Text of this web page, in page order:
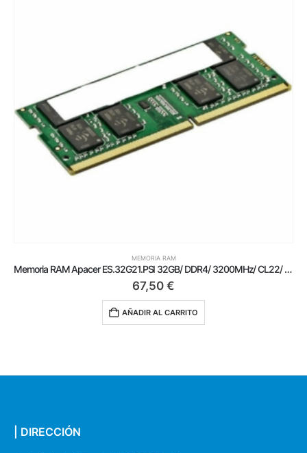
MEMORIA RAM
Memoria RAM Apacer ES.32G21.PSI 32GB/ DDR4/ 3200MHz/ CL22/ SODIMM
67,50 €
AÑADIR AL CARRITO
| DIRECCIÓN